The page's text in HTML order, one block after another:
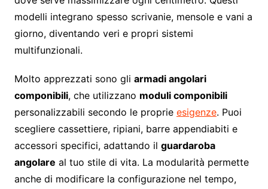
modelli integrano spesso scrivanie, mensole e vani a
giorno, diventando veri e propri sistemi
multifunzionali.
Molto apprezzati sono gli armadi angolari
componibili, che utilizzano moduli componibili
personalizzabili secondo le proprie esigenze. Puoi
scegliere cassettiere, ripiani, barre appendiabiti e
accessori specifici, adattando il guardaroba
angolare al tuo stile di vita. La modularità permette
anche di modificare la configurazione nel tempo,